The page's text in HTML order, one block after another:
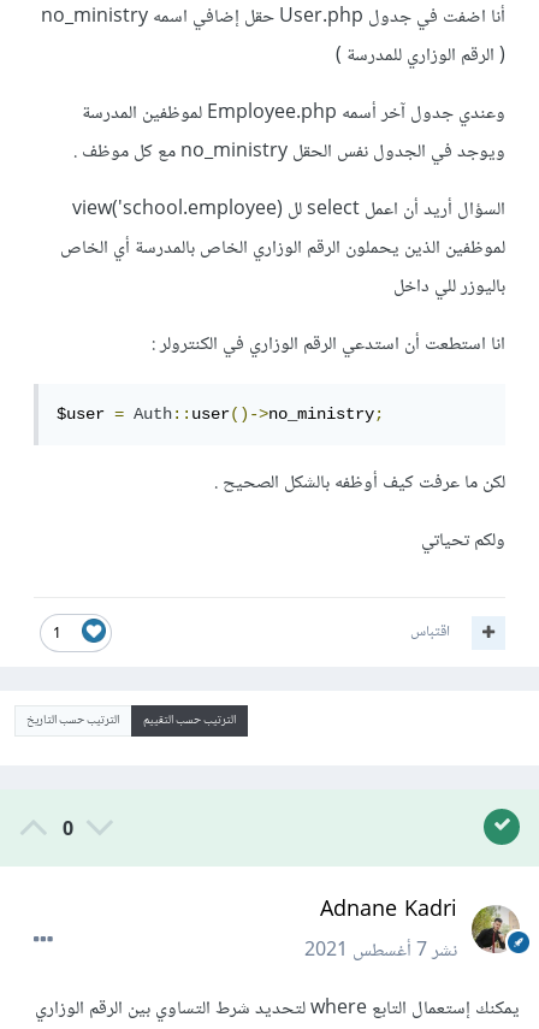
أنا اضفت في جدول User.php حقل إضافي اسمه no_ministry
( الرقم الوزاري للمدرسة )
وعندي جدول آخر أسمه Employee.php لموظفين المدرسة
ويوجد في الجدول نفس الحقل no_ministry مع كل موظف .
السؤال أريد أن اعمل select لل (view('school.employee
لموظفين الذين يحملون الرقم الوزاري الخاص بالمدرسة أي الخاص
باليوزر للي داخل
انا استطعت أن استدعي الرقم الوزاري في الكنترولر :
$user = Auth::user()->no_ministry;
لكن ما عرفت كيف أوظفه بالشكل الصحيح .
ولكم تحياتي
1 اقتباس
الترتيب حسب التقييم الترتيب حسب التاريخ
0
Adnane Kadri
نشر7 أغسطس 2021
يمكنك إستعمال التابع where لتحديد شرط التساوي بين الرقم الوزاري